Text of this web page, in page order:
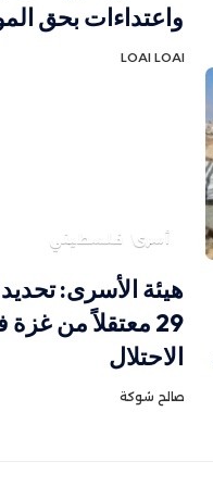
واعتداءات بحق
LOAI LOAI
أسرى فلسطيني
هيئة الأسرى:
29 معتقلاً من
الاحتلال
صالح شوكة